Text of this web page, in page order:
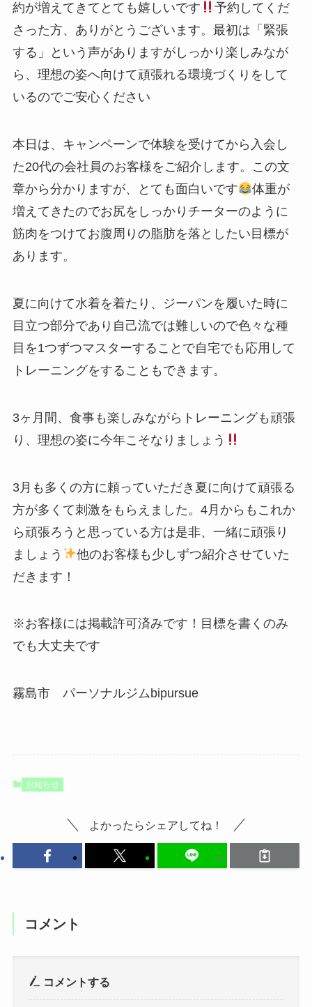
約が増えてきてとても嬉しいです
予約してくだ
さった方、ありがとうございます。最初は「緊張
する」という声がありますがしっかり楽しみなが
ら、理想の姿へ向けて頑張れる環境づくりをして
いるのでご安心ください
本日は、キャンペーンで体験を受けてから入会し
た20代の会社員のお客様をご紹介します。この文
章から分かりますが、とても面白いです
体重が
増えてきたのでお尻をしっかりチーターのように
筋肉をつけてお腹周りの脂肪を落としたい目標が
あります。
夏に向けて水着を着たり、ジーパンを履いた時に
目立つ部分であり自己流では難しいので色々な種
目を1つずつマスターすることで自宅でも応用して
トレーニングをすることもできます。
3ヶ月間、食事も楽しみながらトレーニングも頑張
り、理想の姿に今年こそなりましょう
3月も多くの方に頼っていただき夏に向けて頑張る
方が多くて刺激をもらえました。4月からもこれか
ら頑張ろうと思っている方は是非、一緒に頑張り
ましょう
他のお客様も少しずつ紹介させていた
だきます！
※お客様には掲載許可済みです！目標を書くのみ
でも大丈夫です
霧島市 パーソナルジムbipursue
お知らせ
よかったらシェアしてね！
コメント
コメントする